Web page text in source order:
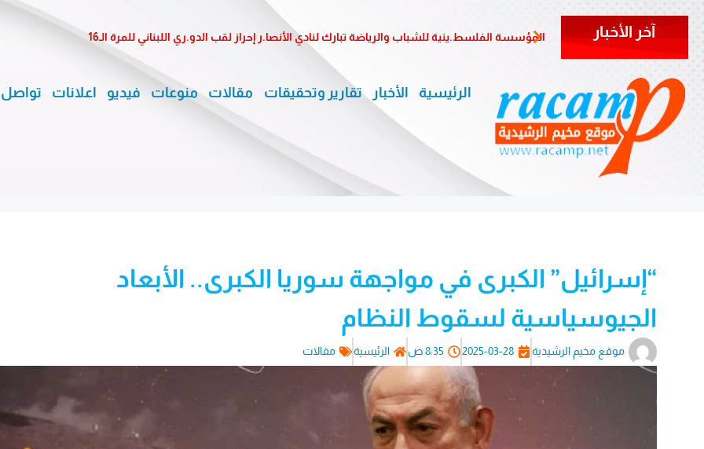
آخر الأخبار المؤسسة الفلسط.ينية للشباب والرياضة تبارك لنادي الأنصا.ر إحراز لقب الدو.ري اللبناني للمرة الـ16
الرئيسية الأخبار تقارير وتحقيقات مقالات منوعات فيديو اعلانات تواصل
“إسرائيل” الكبرى في مواجهة سوريا الكبرى.. الأبعاد
الجيوسياسية لسقوط النظام
موقع مخيم الرشيدية 2025-03-28 8:35 ص الرئيسية مقالات